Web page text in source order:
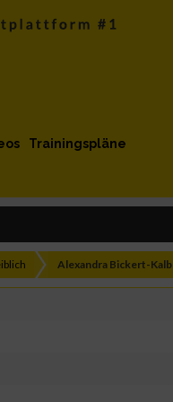
Trainingspläne
Alexandra Bickert-Kalb